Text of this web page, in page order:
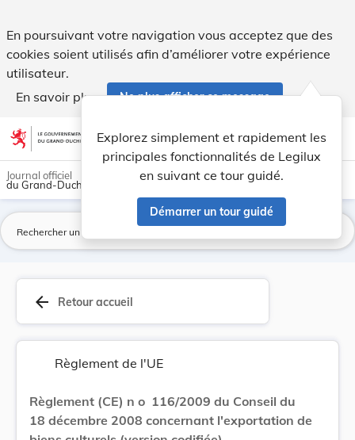
En poursuivant votre navigation vous acceptez que des
cookies soient utilisés afin d’améliorer votre expérience
utilisateur.
En savoir plus
Ne plus afficher ce message
Aller au contenu account_circle help Aide
Explorez simplement et rapidement les
principales fonctionnalités de Legilux
en suivant ce tour guidé.
Démarrer un tour guidé
light_mode dark_mode
Journal officiel
du Grand-Duché de Luxembourg
arrow_back Retour accueil
Règlement de l'UE
Règlement (CE) n o 116/2009 du Conseil du
18 décembre 2008 concernant l'exportation de